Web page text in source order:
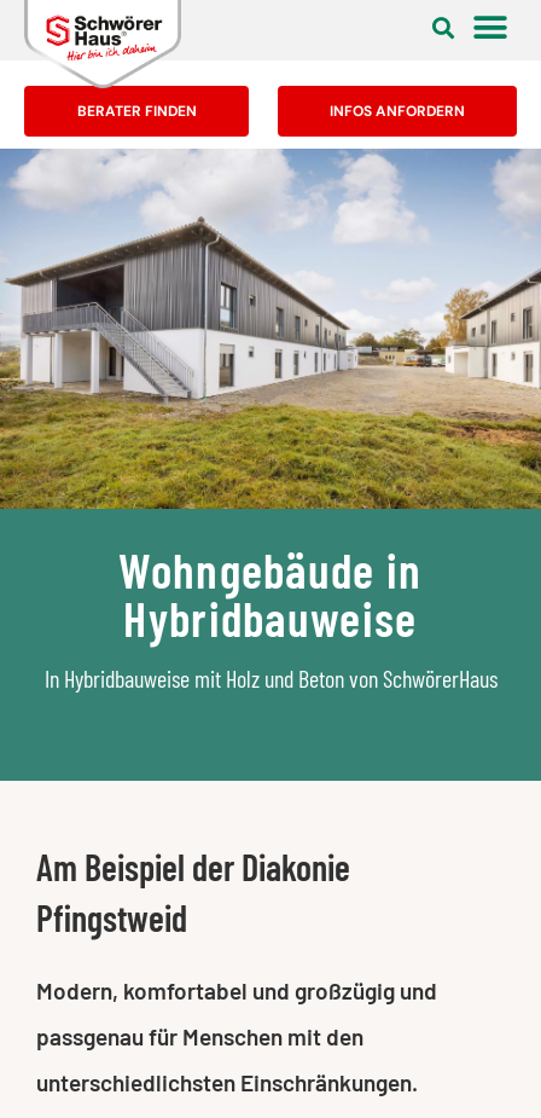
BERATER FINDEN INFOS ANFORDERN
Wohngebäude in
Hybridbauweise
In Hybridbauweise mit Holz und Beton von SchwörerHaus
Am Beispiel der Diakonie
Pfingstweid
Modern, komfortabel und großzügig und
passgenau für Menschen mit den
unterschiedlichsten Einschränkungen.